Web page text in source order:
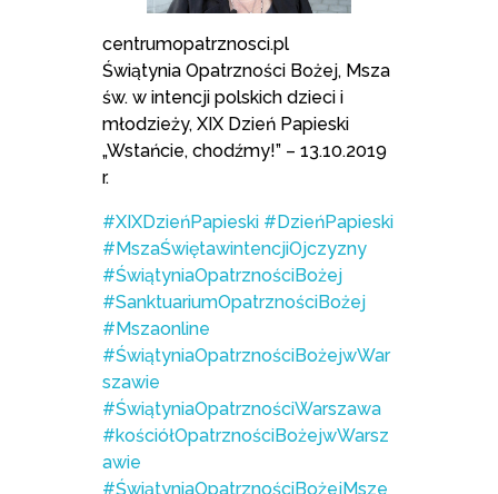
centrumopatrznosci.pl
Świątynia Opatrzności Bożej, Msza
św. w intencji polskich dzieci i
młodzieży, XIX Dzień Papieski
„Wstańcie, chodźmy!” – 13.10.2019
r.
#XIXDzieńPapieski #DzieńPapieski
#MszaŚwiętawintencjiOjczyzny
#ŚwiątyniaOpatrznościBożej
#SanktuariumOpatrznościBożej
#Mszaonline
#ŚwiątyniaOpatrznościBożejwWar
szawie
#ŚwiątyniaOpatrznościWarszawa
#kościółOpatrznościBożejwWarsz
awie
#ŚwiątyniaOpatrznościBożejMsze